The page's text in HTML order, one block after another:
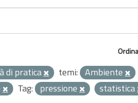
di pratica temi: Ambiente
Tag: pressione statistica